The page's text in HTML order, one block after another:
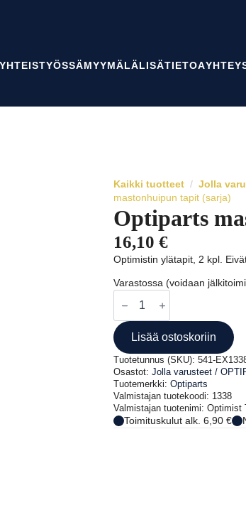
MYYMÄLÄLISÄTIETOA
Kaikki tuotteet Jolla
mastonhuipun tapit (sarja)
Optiparts
16,10 €
Optimistin ylätapit, 2 kpl.
Varastossa (voidaan
Optiparts
mastonhuipun
tapit
(sarja)
määräLisää ostoskoriin
Tuotetunnus (SKU): 541-
Osastot: Jolla varusteet /
Tuotemerkki: Optiparts
Valmistajan tuotekoodi: 1338
Valmistajan tuotenimi: Optimist
Toimituskulut alk. 6,90 €